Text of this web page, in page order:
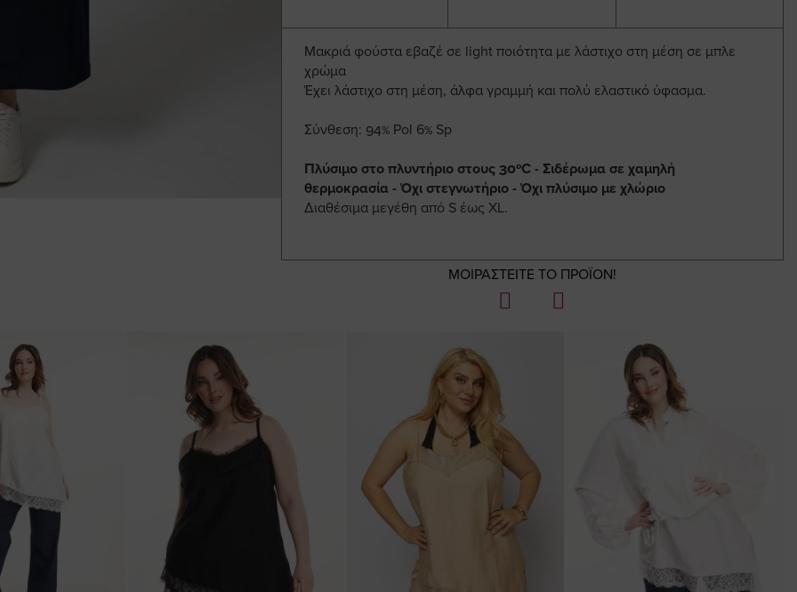
Μακριά φούστα εβαζέ σε light ποιότητα με λάστιχο στη μέση σε μπλε
χρώμα
Έχει λάστιχο στη μέση, άλφα γραμμή και πολύ ελαστικό ύφασμα.
Σύνθεση: 94% Pol 6% Sp
Πλύσιμο στο πλυντήριο στους 30ºC - Σιδέρωμα σε χαμηλή
θερμοκρασία - Όχι στεγνωτήριο - Όχι πλύσιμο με χλώριο
Διαθέσιμα μεγέθη από S έως XL.
ΜΟΙΡΑΣΤΕΙΤΕ ΤΟ ΠΡΟΪΟΝ!